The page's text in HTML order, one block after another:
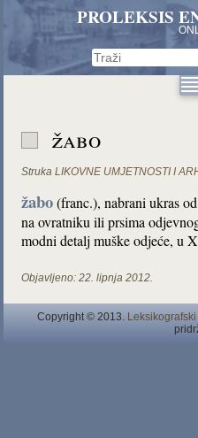
PROLEKSIS
žabo
Struka LIKOVNE UMJETNOSTI I
žabo (franc.), nabrani ukras
na ovratniku ili prsima
modni detalj muške odjeće, u
Objavljeno: 22. lipnja 2012.
Copyright © 2013.